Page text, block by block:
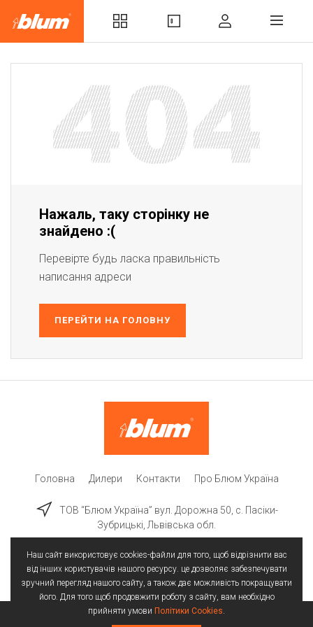
Нажаль, таку сторінку не
знайдено :(
Перевірте будь ласка правильність
написання адреси
ПЕРЕЙТИ НА ГОЛОВНУ
Головна Дилери Контакти Про Блюм Україна
ТОВ “Блюм Україна” вул. Дорожна 50, c. Пасіки-
Зубрицькі, Львівська обл.
Наш сайт використовує cookies-файли для того, щоб відрізнити вас
від інших користувачів нашого ресурсу. це дозволяє забезпечувати
зручний перегляд нашого сайту, а також дає можливість покращувати
його. Для того щоб продовжити роботу з сайту, вам необхідно
прийняти умови Політики Cookies.